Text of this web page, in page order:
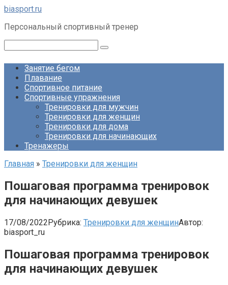
Перейти
контенту
biasport.ru
Персональный спортивный тренер
Занятие бегом
Плавание
Спортивное питание
Спортивные упражнения
Тренировки для мужчин
Тренировки для женщин
Тренировки для дома
Тренировки для начинающих
Тренажеры
Главная » Тренировки для женщин
Пошаговая программа тренировок
для начинающих девушек
17/08/2022Рубрика: Тренировки для женщинАвтор:
biasport_ru
Пошаговая программа тренировок
для начинающих девушек